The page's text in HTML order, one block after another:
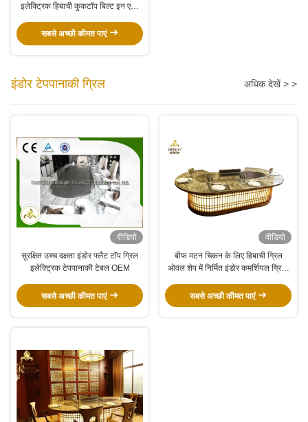
इलेक्ट्रिक हिबाची कुकटॉप बिल्ट इन एयर
सबसे अच्छी कीमत पाएं
इंडोर टेपपानाकी ग्रिल अधिक देखें > >
वीडियो
सुरक्षित उच्च दक्षता इंडोर फ्लैट टॉप ग्रिल
इलेक्ट्रिक टेपपानाकी टेबल OEM
सबसे अच्छी कीमत पाएं
वीडियो
बीफ मटन चिकन के लिए हिबाची ग्रिल
ओवल शेप में निर्मित इंडोर कमर्शियल ग्रिल्ड
सबसे अच्छी कीमत पाएं